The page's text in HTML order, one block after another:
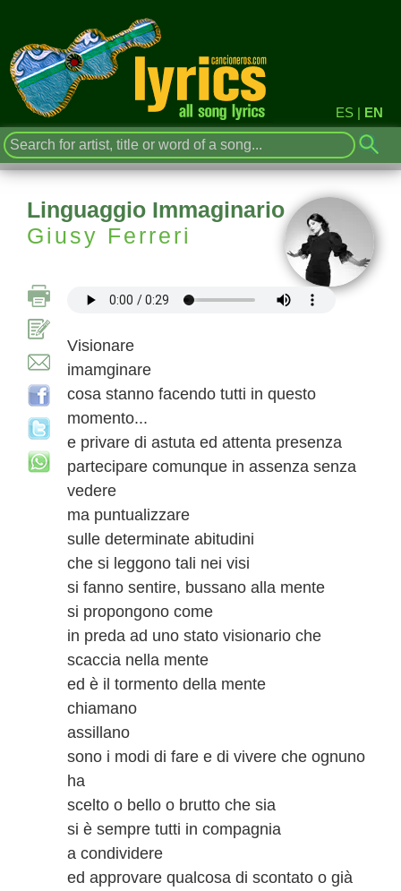
ES | EN
Linguaggio Immaginario
Giusy Ferreri
Visionare
imamginare
cosa stanno facendo tutti in questo
momento...
e privare di astuta ed attenta presenza
partecipare comunque in assenza senza
vedere
ma puntualizzare
sulle determinate abitudini
che si leggono tali nei visi
si fanno sentire, bussano alla mente
si propongono come
in preda ad uno stato visionario che
scaccia nella mente
ed è il tormento della mente
chiamano
assillano
sono i modi di fare e di vivere che ognuno
ha
scelto o bello o brutto che sia
si è sempre tutti in compagnia
a condividere
ed approvare qualcosa di scontato o già